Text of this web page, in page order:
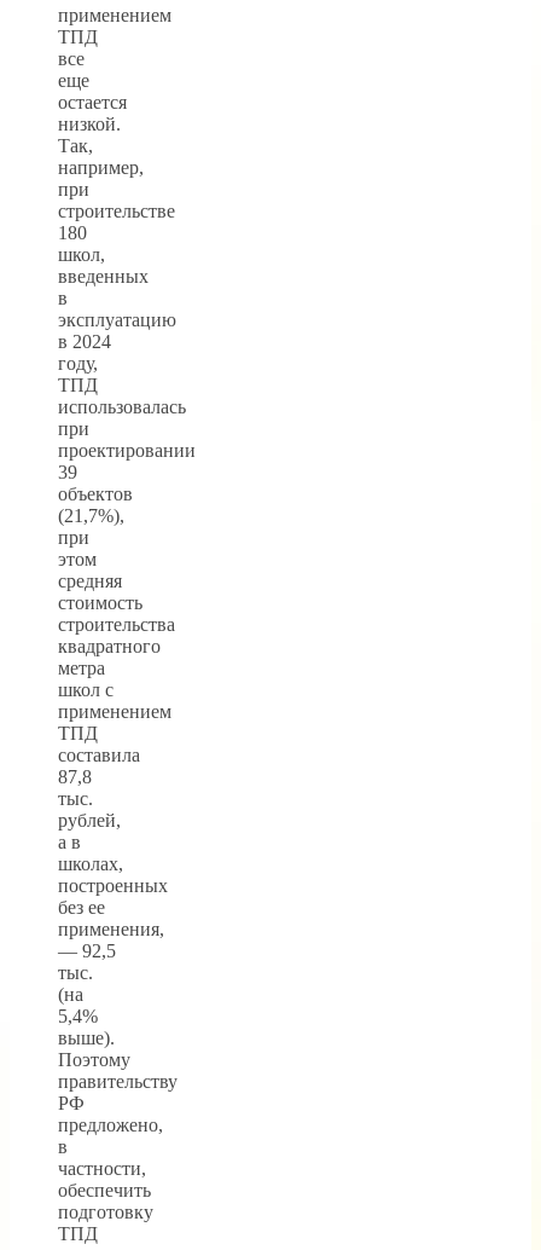
применением
ТПД
все
еще
остается
низкой.
Так,
например,
при
строительстве
180
школ,
введенных
в
эксплуатацию
в 2024
году,
ТПД
использовалась
при
проектировании
39
объектов
(21,7%),
при
этом
средняя
стоимость
строительства
квадратного
метра
школ с
применением
ТПД
составила
87,8
тыс.
рублей,
а в
школах,
построенных
без ее
применения,
— 92,5
тыс.
(на
5,4%
выше).
Поэтому
правительству
РФ
предложено,
в
частности,
обеспечить
подготовку
ТПД